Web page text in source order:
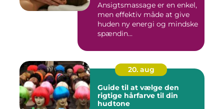
Ansigtsmassage er en enkel,
men effektiv måde at give
huden ny energi og mindske
spændin...
20. aug
Guide til at vælge den
rigtige hårfarve til din
hudtone